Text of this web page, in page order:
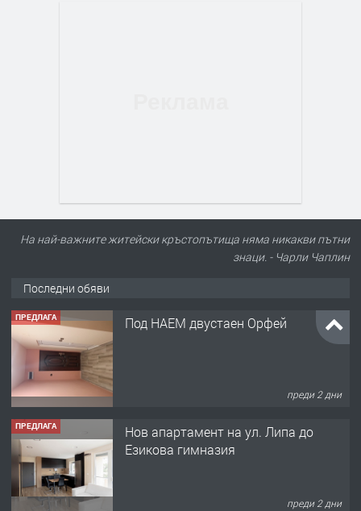
На най-важните житейски кръстопътища няма никакви пътни
знаци. - Чарли Чаплин
Последни обяви
ПРЕДЛАГА Под НАЕМ двустаен Орфей
преди 2 дни
ПРЕДЛАГА
Нов апартамент на ул. Липа до
Езикова гимназия
преди 2 дни